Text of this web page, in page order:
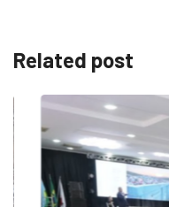
Related post